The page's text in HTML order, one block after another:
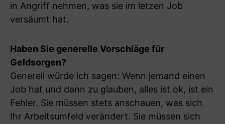
in Angriff nehmen, was sie im letzen Job
versäumt hat.
Haben Sie generelle Vorschläge für
Geldsorgen?
Generell würde ich sagen: Wenn jemand einen
Job hat und dann zu glauben, alles ist ok, ist ein
Fehler. Sie müssen stets anschauen, was sich
Ihr Arbeitsumfeld verändert. Sie müssen sich